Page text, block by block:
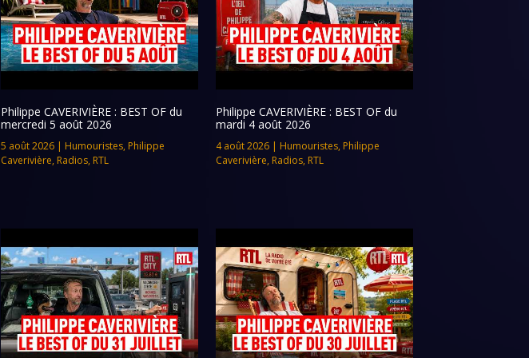
Philippe CAVERIVIÈRE : BEST OF du
mercredi 5 août 2026
5 août 2026| Humouristes, Philippe
Caverivière, Radios, RTL
Philippe CAVERIVIÈRE : BEST OF du
mardi 4 août 2026
4 août 2026| Humouristes, Philippe
Caverivière, Radios, RTL